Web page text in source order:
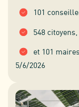
101
548 citoyens,
et 101 maires.
5/6/2026